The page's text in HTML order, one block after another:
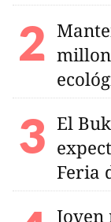
El
Feria